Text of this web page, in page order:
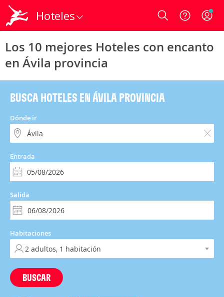
Hoteles Login
Los 10 mejores Hoteles con encanto
en Ávila provincia
BUSCA HOTELES EN ÁVILA PROVINCIA
Dónde ir
Entrada
Salida
Habitaciones
BUSCAR